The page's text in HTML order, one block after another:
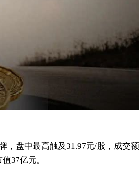
，盘中最高触及31.97元/股，成交额
37亿元。